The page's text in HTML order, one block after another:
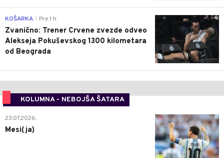
0
KOŠARKA Pre 1 h
Zvanično: Trener Crvene zvezde odveo
Alekseja Pokuševskog 1300 kilometara
od Beograda
KOLUMNA - NEBOJŠA ŠATARA
0
23.07.2026.
Mesi(ja)